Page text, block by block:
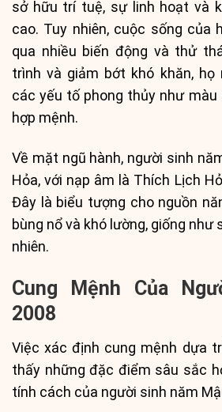
sở hữu trí tuệ, sự linh hoạt và
cao. Tuy nhiên, cuộc sống của
qua nhiều biến động và thử
trình và giảm bớt khó khăn, họ
các yếu tố phong thủy như màu
hợp mệnh.
Về mặt ngũ hành, người sinh
Hỏa, với nạp âm là Thích Lịch
Đây là biểu tượng cho nguồn
bùng nổ và khó lường, giống như
nhiên.
Cung Mệnh Của
2008
Việc xác định cung mệnh dựa
thấy những đặc điểm sâu sắc
tính cách của người sinh năm